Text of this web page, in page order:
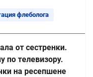
флеболога
от сестренки.
по телевизору.
на ресепшене